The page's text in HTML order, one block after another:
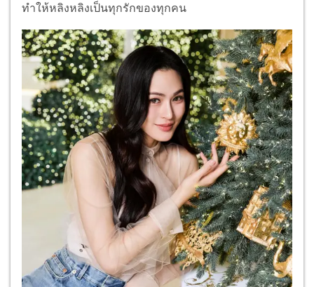
ทำให้หลิงหลิงเป็นทุกรักของทุกคน